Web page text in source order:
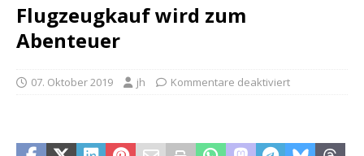
Flugzeugkauf wird zum
Abenteuer
07. Oktober 2019 jh Kommentare deaktiviert